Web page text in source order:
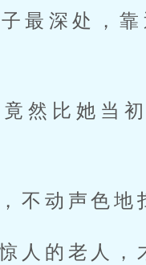
最深处，
然比她当
不动声色地
人的老人，